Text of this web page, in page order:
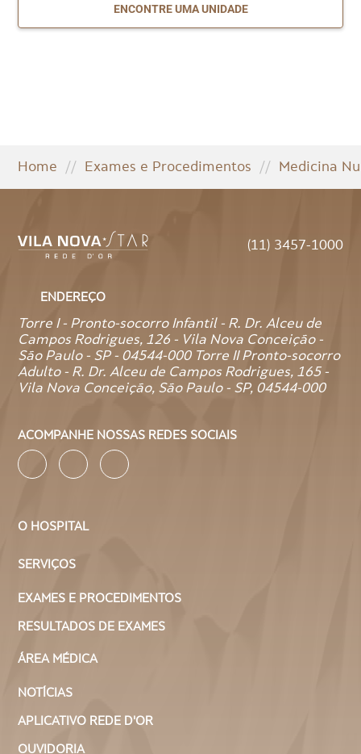
ENCONTRE UMA UNIDADE
Home // Exames e Procedimentos // Medicina
(11) 3457-1000
ENDEREÇO
Torre I - Pronto-socorro Infantil - R. Dr. Alceu de
Campos Rodrigues, 126 - Vila Nova Conceição -
São Paulo - SP - 04544-000 Torre II Pronto-socorro
Adulto - R. Dr. Alceu de Campos Rodrigues, 165 -
Vila Nova Conceição, São Paulo - SP, 04544-000
ACOMPANHE NOSSAS REDES SOCIAIS
O HOSPITAL
SERVIÇOS
EXAMES E PROCEDIMENTOS
RESULTADOS DE EXAMES
ÁREA MÉDICA
NOTÍCIAS
APLICATIVO REDE D'OR
OUVIDORIA